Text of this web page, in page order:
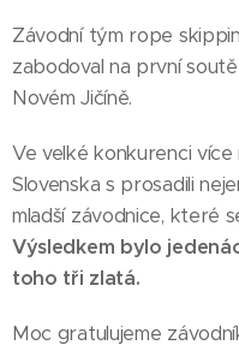
Závodní tým rope
zabodoval na první
Novém Jičíně.
Ve velké konkurenci více
Slovenska s prosadili
mladší závodnice, které
Výsledkem bylo
toho tři zlatá.
Moc gratulujeme